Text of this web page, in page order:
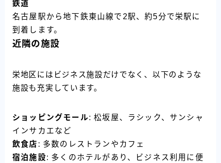
鉄道
名古屋駅から地下鉄東山線で2駅、約5分で栄駅に
到着します。
近隣の施設
栄地区にはビジネス施設だけでなく、以下のような
施設も充実しています。
ショッピングモール: 松坂屋、ラシック、サンシャ
インサカエなど
飲食店 : 多数のレストランやカフェ
宿泊施設: 多くのホテルがあり、ビジネス利用に便